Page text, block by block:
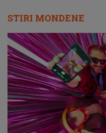
STIRI MONDENE